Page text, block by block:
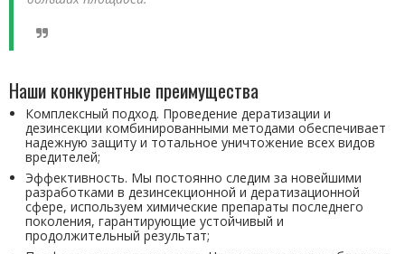
Наши конкурентные преимущества
Комплексный подход. Проведение дератизации и
дезинсекции комбинированными методами обеспечивает
надежную защиту и тотальное уничтожение всех видов
вредителей;
Эффективность. Мы постоянно следим за новейшими
разработками в дезинсекционной и дератизационной
сфере, используем химические препараты последнего
поколения, гарантирующие устойчивый и
продолжительный результат;